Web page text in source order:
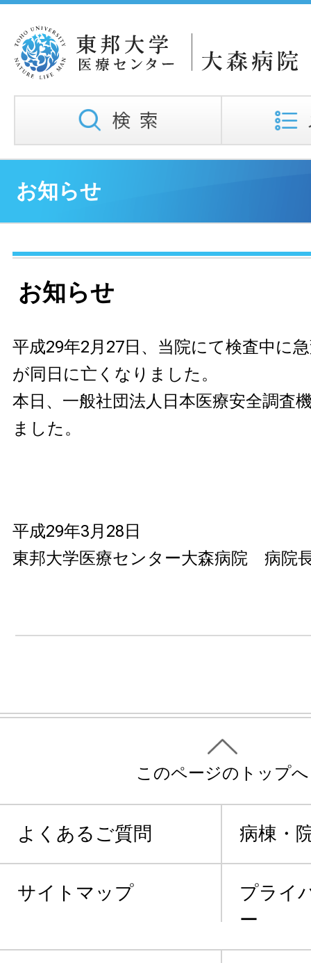
お知らせ
お知らせ
平成29年2月27日、当院にて検査中に
が同日に亡くなりました。
本日、一般社団法人日本医療安全調査
ました。
平成29年3月28日
東邦大学医療センター大森病院 病院
このページのトップへ
よくあるご質問 病棟・
サイトマップ
プライ
ー